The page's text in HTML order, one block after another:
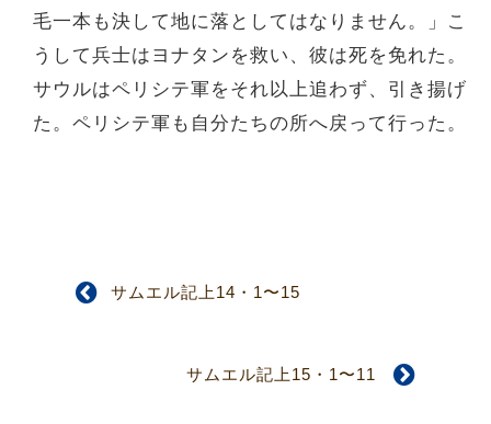
毛一本も決して地に落としてはなりません。」こ
うして兵士はヨナタンを救い、彼は死を免れた。
サウルはペリシテ軍をそれ以上追わず、引き揚げ
た。ペリシテ軍も自分たちの所へ戻って行った。
サムエル記上14・1〜15
サムエル記上15・1〜11